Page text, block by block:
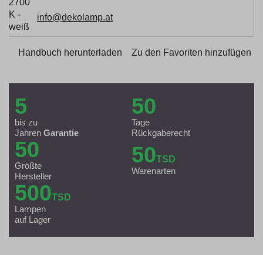
info@dekolamp.at
Handbuch herunterladen Zu den Favoriten hinzufügen
5
bis zu
Jahren Garantie
50
Tage
Rückgaberecht
50
Größte
Hersteller
50TSD
Warenarten
500TSD
Lampen
auf Lager